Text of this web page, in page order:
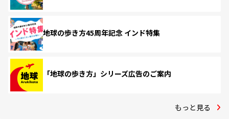
地球の歩き方45周年記念 インド特集
「地球の歩き方」シリーズ広告のご案内
もっと見る